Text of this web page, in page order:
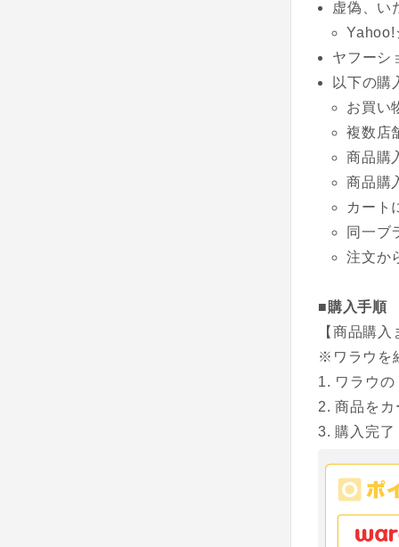
虚偽、い
Yahoo!
ヤフーシ
以下の購
お買い
複数店
商品購
商品購
カート
同一ブ
注文か
■購入手順
【商品購
※ワラウを
ワラウ
商品を
購入完了